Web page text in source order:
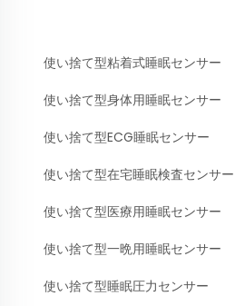
使い捨て型粘着式睡眠センサー
使い捨て型身体用睡眠センサー
使い捨て型ECG睡眠センサー
使い捨て型在宅睡眠検査センサー
使い捨て型医療用睡眠センサー
使い捨て型一晩用睡眠センサー
使い捨て型睡眠圧力センサー